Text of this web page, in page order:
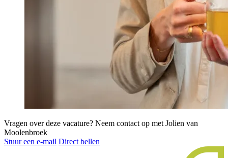
Vragen over deze vacature? Neem contact op met Jolien van
Moolenbroek
Stuur een e-mail Direct bellen